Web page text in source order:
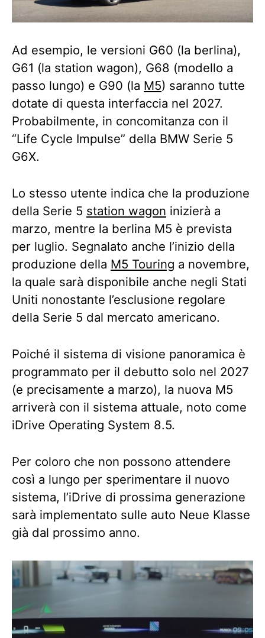
Ad esempio, le versioni G60 (la berlina),
G61 (la station wagon), G68 (modello a
passo lungo) e G90 (la M5) saranno tutte
dotate di questa interfaccia nel 2027.
Probabilmente, in concomitanza con il
“Life Cycle Impulse” della BMW Serie 5
G6X.
Lo stesso utente indica che la produzione
della Serie 5 station wagon inizierà a
marzo, mentre la berlina M5 è prevista
per luglio. Segnalato anche l’inizio della
produzione della M5 Touring a novembre,
la quale sarà disponibile anche negli Stati
Uniti nonostante l’esclusione regolare
della Serie 5 dal mercato americano.
Poiché il sistema di visione panoramica è
programmato per il debutto solo nel 2027
(e precisamente a marzo), la nuova M5
arriverà con il sistema attuale, noto come
iDrive Operating System 8.5.
Per coloro che non possono attendere
così a lungo per sperimentare il nuovo
sistema, l’iDrive di prossima generazione
sarà implementato sulle auto Neue Klasse
già dal prossimo anno.